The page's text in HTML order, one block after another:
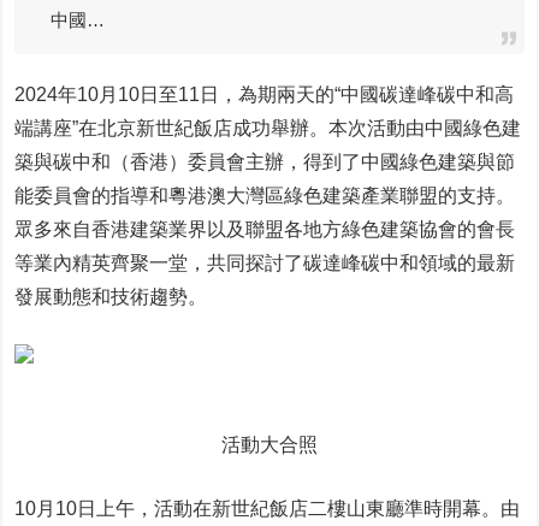
中國…
2024年10月10日至11日，為期兩天的“中國碳達峰碳中和高
端講座”在北京新世紀飯店成功舉辦。本次活動由中國綠色建
築與碳中和（香港）委員會主辦，得到了中國綠色建築與節
能委員會的指導和粵港澳大灣區綠色建築產業聯盟的支持。
眾多來自香港建築業界以及聯盟各地方綠色建築協會的會長
等業內精英齊聚一堂，共同探討了碳達峰碳中和領域的最新
發展動態和技術趨勢。
活動大合照
10月10日上午，活動在新世紀飯店二樓山東廳準時開幕。由